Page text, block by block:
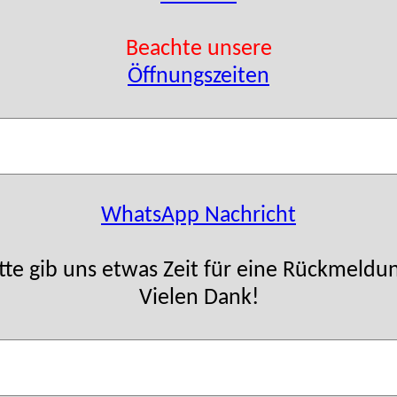
Beachte unsere
Öffnungszeiten
WhatsApp Nachricht
gib uns etwas Zeit für eine
Vielen Dank!